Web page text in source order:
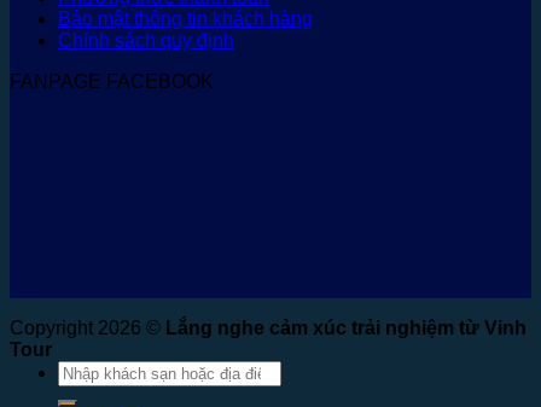
Bảo mật thông tin khách hàng
Chính sách quy định
FANPAGE FACEBOOK
Copyright 2026 © Lắng nghe cảm xúc trải nghiệm từ Vinh
Tour
Tìm
kiếm: